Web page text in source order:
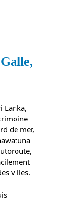
Lanka,
de mer,
villes.